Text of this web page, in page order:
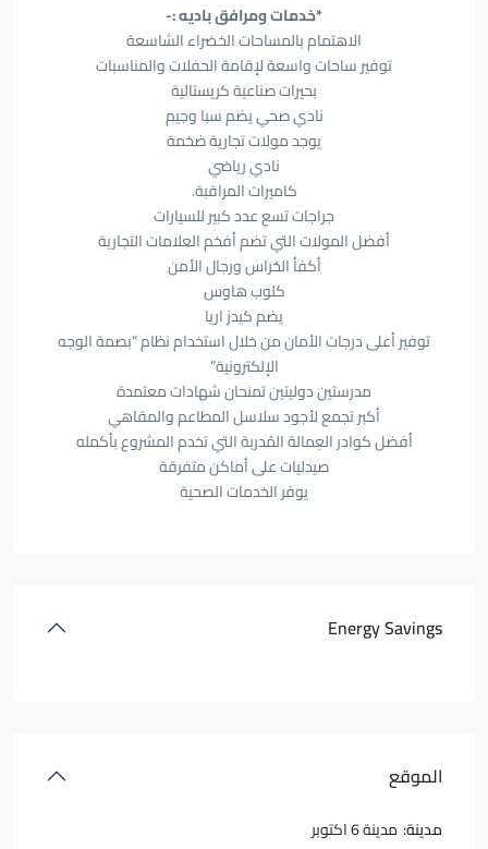
*خدمات ومرافق باديه :-
الاهتمام بالمساحات الخضراء الشاسعة
توفير ساحات واسعة لإقامة الحفلات والمناسبات
بحيرات صناعية كريستالية
نادي صحي يضم سبا وجيم
يوجد مولات تجارية ضخمة
نادي رياضي
كاميرات المراقبة.
جراجات تسع عدد كبير للسيارات
أفضل المولات التي تضم أفخم العلامات التجارية
أكفأ الحُراس ورجال الأمن
كلوب هاوس
يضم كيدز اريا
توفير أعلى درجات الأمان من خلال استخدام نظام “بصمة الوجه
الإلكترونية”
مدرستين دوليتين تمنحان شهادات معتمدة
أكبر تجمع لأجود سلاسل المطاعم والمقاهي
أفضل كوادر العِمالة المُدربة التي تخدم المشروع بأكمله
صيدليات على أماكن متفرقة
يوفر الخدمات الصحية
Energy Savings
الموقع
مدينة: مدينة 6 اكتوبر